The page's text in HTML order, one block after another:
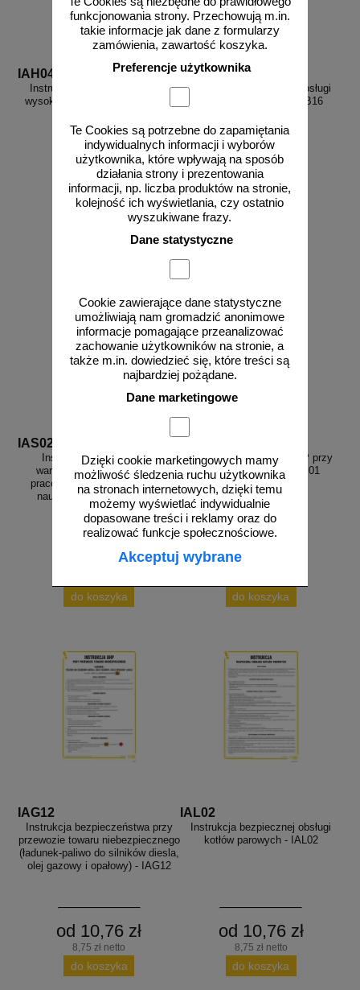
funkcjonowania strony. Przechowują m.in.
takie informacje jak dane z formularzy
zamówienia, zawartość koszyka.
Preferencje użytkownika
Te Cookies są potrzebne do zapamiętania
indywidualnych informacji i wyborów
użytkownika, które wpływają na sposób
działania strony i prezentowania
informacji, np. liczba produktów na stronie,
kolejność ich wyświetlania, czy ostatnio
wyszukiwane frazy.
Dane statystyczne
Cookie zawierające dane statystyczne
umożliwiają nam gromadzić anonimowe
informacje pomagające przeanalizować
zachowanie użytkowników na stronie, a
także m.in. dowiedzieć się, które treści są
najbardziej pożądane.
Dane marketingowe
Dzięki cookie marketingowych mamy
możliwość śledzenia ruchu użytkownika
na stronach internetowych, dzięki temu
możemy wyświetlać indywidualnie
dopasowane treści i reklamy oraz do
realizować funkcje społecznościowe.
Akceptuj wybrane
IAH04
Instrukcja BHP dla magazynu
wysokiego składowania - IAH04
od 10,76 zł
8,75 zł netto
IAB16
strugarki do metali - IAB16
od 10,76 zł
8,75 zł netto
IAS02
Instrukcja ogólna BHP w
warsztatach, laboratoriach,
pracowniach oraz stan. prakt.
nauki zawodu w szkołach i
placówkach publ. - IAS02
od 10,76 zł
do koszyka
Instrukcja - przepisy BHP przy
pracy z kwasami - IAE01
od 10,76 zł
do koszyka
IAG12
Instrukcja bezpieczeństwa przy
przewozie towaru niebezpiecznego
(ładunek-paliwo do silników diesla,
olej gazowy i opałowy) - IAG12
od 10,76 zł
8,75 zł netto
do koszyka
IAL02
Instrukcja bezpiecznej obsługi
kotłów parowych - IAL02
od 10,76 zł
8,75 zł netto
do koszyka